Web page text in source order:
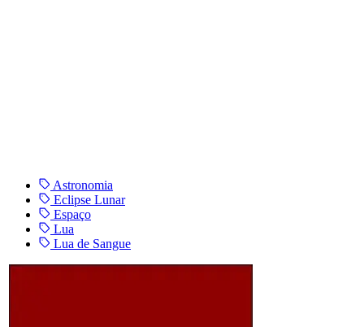
Astronomia
Eclipse Lunar
Espaço
Lua
Lua de Sangue